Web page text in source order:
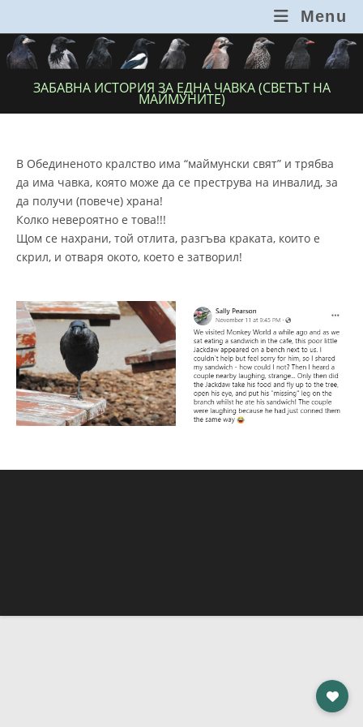
content
Menu
ЗАБАВНА ИСТОРИЯ ЗА ЕДНА ЧАВКА (СВЕТЪТ НА
МАЙМУНИТЕ)
В Обединеното кралство има “маймунски свят” и трябва
да има чавка, която може да се преструва на инвалид, за
да получи (повече) храна!
Колко невероятно е това!!!
Щом се нахрани, той отлита, разгъва краката, които е
скрил, и отваря окото, което е затворил!